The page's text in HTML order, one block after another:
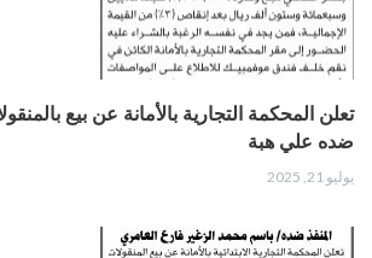
تعلن المحكمة التجارية بالأمانة عن بيع
ضده علي هبة
يوليو 21, 2025